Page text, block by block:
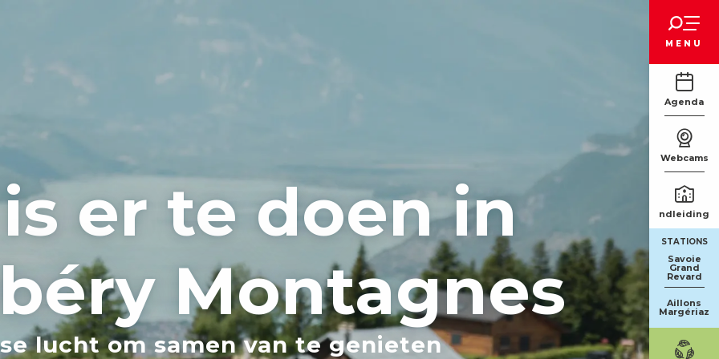
MENU
Agenda
Webcams
STATIONS
Savoie
Grand
Revard
Aillons
Margériaz
er te doen in
Montagnes
lucht om samen van te genieten